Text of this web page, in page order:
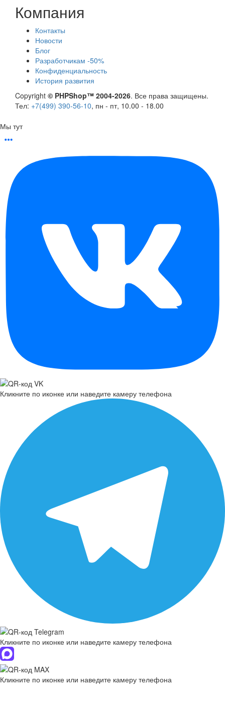
Компания
Контакты
Новости
Блог
Разработчикам -50%
Конфиденциальность
История развития
Copyright © PHPShop™ 2004-2026. Все права защищены.
Тел: +7(499) 390-56-10, пн - пт, 10.00 - 18.00
Мы тут
Кликните по иконке или наведите камеру телефона
Кликните по иконке или наведите камеру телефона
Кликните по иконке или наведите камеру телефона